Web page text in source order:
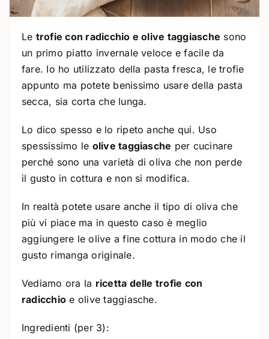
Le trofie con radicchio e olive taggiasche sono
un primo piatto invernale veloce e facile da
fare. Io ho utilizzato della pasta fresca, le trofie
appunto ma potete benissimo usare della pasta
secca, sia corta che lunga.
Lo dico spesso e lo ripeto anche qui. Uso
spessissimo le olive taggiasche per cucinare
perché sono una varietà di oliva che non perde
il gusto in cottura e non si modifica.
In realtà potete usare anche il tipo di oliva che
più vi piace ma in questo caso è meglio
aggiungere le olive a fine cottura in modo che il
gusto rimanga originale.
Vediamo ora la ricetta delle trofie con
radicchio e olive taggiasche.
Ingredienti (per 3):